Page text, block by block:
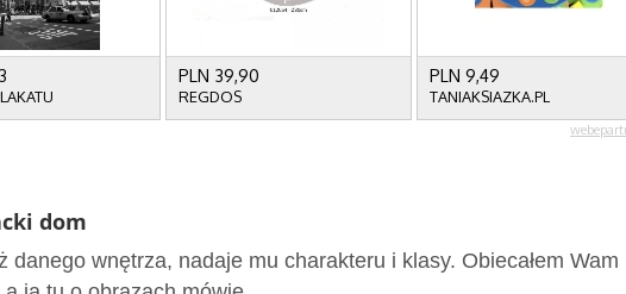
dom
wnętrza, nadaje mu charakteru i klasy. Obiecałem Wam